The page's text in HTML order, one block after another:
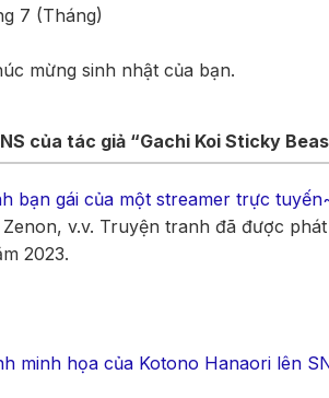
7 (Tháng)
mừng sinh nhật của bạn.
của tác giả “Gachi Koi Sticky
bạn gái của một streamer trực
v.v. Truyện tranh đã được
2023.
minh họa của Kotono Hanaori lên